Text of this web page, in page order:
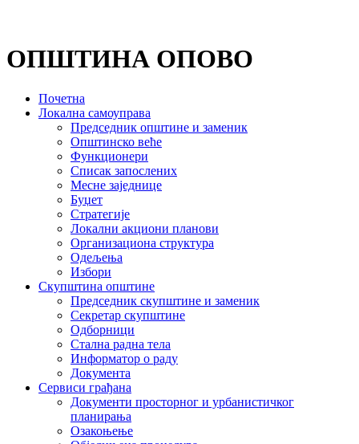
ОПШТИНА ОПОВО
Почетна
Локална самоуправа
Председник општине и заменик
Општинско веће
Функционери
Списак запослених
Месне заједнице
Буџет
Стратегије
Локални акциони планови
Организациона структура
Одељења
Избори
Скупштина општине
Председник скупштине и заменик
Секретар скупштине
Одборници
Стална радна тела
Информатор о раду
Документа
Сервиси грађана
Документи просторног и урбанистичког
планирања
Озакоњење